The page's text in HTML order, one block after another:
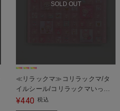
SOLD OUT
≪リラックマ≫コリラックマ/タ
イルシール/コリラックマいっぱ
い＜メール便対応＞
¥440 税込